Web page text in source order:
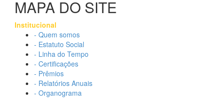
MAPA DO SITE
Institucional
- Quem somos
- Estatuto Social
- Linha do Tempo
- Certificações
- Prêmios
- Relatórios Anuais
- Organograma